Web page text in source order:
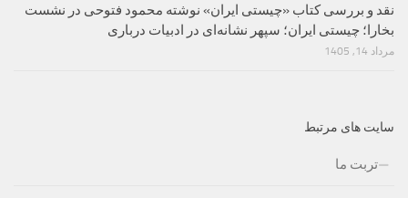
نقد و بررسی کتاب «چیستی ایران» نوشته محمود فتوحی در نشست
بخارا؛ چیستی ایران؛ سپهر نشانه‌ای در ادبیات درباری
مرداد 14, 1405
سایت های مرتبط
تربت ما